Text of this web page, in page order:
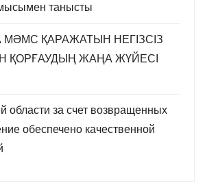
танысты
МӘМС ҚАРАЖАТЫН НЕГІЗСІЗ
ҚОРҒАУДЫҢ ЖАҢА ЖҮЙЕСІ
области за счет возвращенных
обеспечено качественной